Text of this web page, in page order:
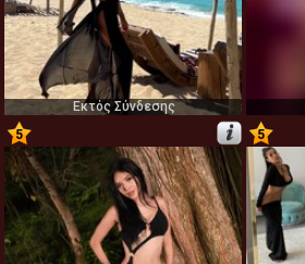
Εκτός Σύνδεσης
5
9
5
10